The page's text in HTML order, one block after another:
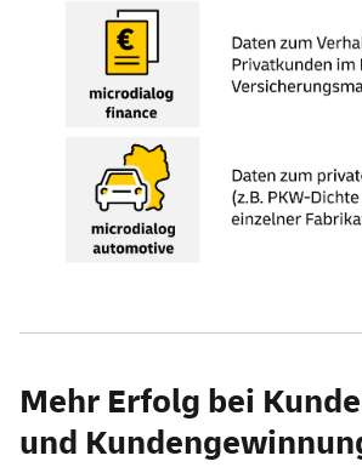
Mehr Erfolg bei
und